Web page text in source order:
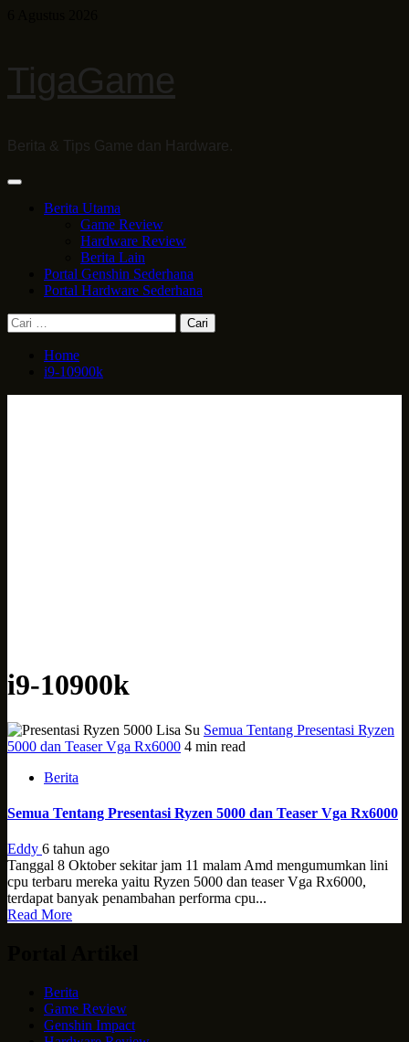
TigaGame
Berita & Tips Game dan Hardware.
Primary
Berita Utama
Game Review
Hardware Review
Berita Lain
Portal Genshin Sederhana
Portal Hardware Sederhana
Cari
untuk:
Home
i9-10900k
i9-10900k
Semua Tentang Presentasi Ryzen
5000 dan Teaser Vga Rx6000 4 min read
Berita
Semua Tentang Presentasi Ryzen 5000 dan Teaser Vga Rx6000
Eddy 6 tahun ago
Tanggal 8 Oktober sekitar jam 11 malam Amd mengumumkan lini
cpu terbaru mereka yaitu Ryzen 5000 dan teaser Vga Rx6000,
terdapat banyak penambahan performa cpu...
Read More
Berita
Game Review
Genshin Impact